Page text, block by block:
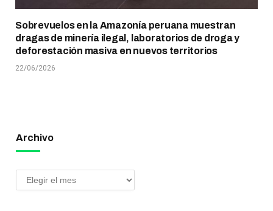
Sobrevuelos en la Amazonía peruana muestran
dragas de minería ilegal, laboratorios de droga y
deforestación masiva en nuevos territorios
22/06/2026
Archivo